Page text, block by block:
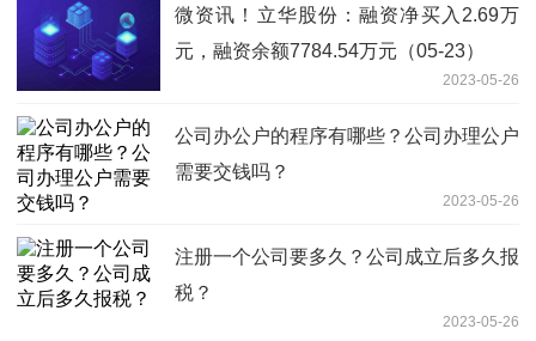
微资讯！立华股份：融资净买入2.69万
元，融资余额7784.54万元（05-23）
2023-05-26
公司办公户的程序有哪些？公司办理公户
需要交钱吗？
2023-05-26
注册一个公司要多久？公司成立后多久报
税？
2023-05-26